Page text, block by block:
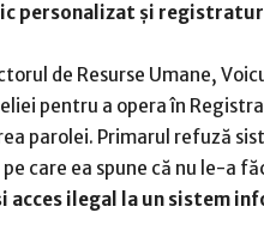
personalizat și
de Resurse Umane,
pentru a opera în
parolei. Primarul refuză
care ea spune că nu le-a
acces ilegal la un sistem